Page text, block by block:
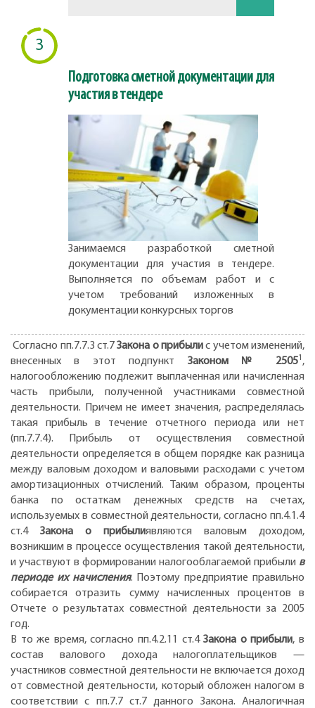
3
Подготовка сметной документации для
участия в тендере
Занимаемся разработкой сметной
документации для участия в тендере.
Выполняется по объемам работ и с
учетом требований изложенных в
документации конкурсных торгов
Согласно пп.7.7.3 ст.7Закона о прибылис учетом изменений,
внесенных в этот подпункт Законом № 25051 ,
налогообложению подлежит выплаченная или начисленная
часть прибыли, полученной участниками совместной
деятельности. Причем не имеет значения, распределялась
такая прибыль в течение отчетного периода или нет
(пп.7.7.4). Прибыль от осуществления совместной
деятельности определяется в общем порядке как разница
между валовым доходом и валовыми расходами с учетом
амортизационных отчислений. Таким образом, проценты
банка по остаткам денежных средств на счетах,
используемых в совместной деятельности, согласно пп.4.1.4
ст.4 Закона о прибылиявляются валовым доходом,
возникшим в процессе осуществления такой деятельности,
и участвуют в формировании налогооблагаемой прибыли в
периоде их начисления. Поэтому предприятие правильно
собирается отразить сумму начисленных процентов в
Отчете о результатах совместной деятельности за 2005
год.
В то же время, согласно пп.4.2.11 ст.4Закона о прибыли, в
состав валового дохода налогоплательщиков —
участников совместной деятельности не включается доход
от совместной деятельности, который обложен налогом в
соответствии с пп.7.7 ст.7 данного Закона. Аналогичная